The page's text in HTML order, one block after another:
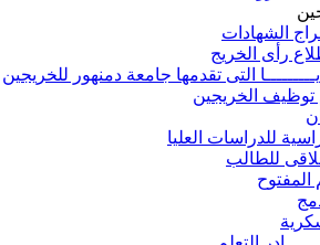
الشهادات
رأى الخريج
التى تقدمها جامعة دمنهور للخريجين
توظيف الخريجين
للدراسات العليا
للطالب
المفتوح